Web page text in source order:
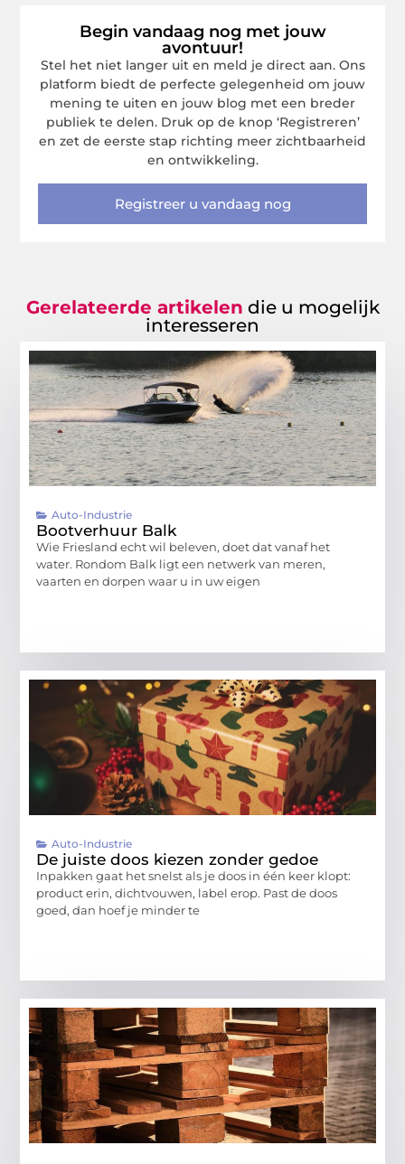
Begin vandaag nog met jouw
avontuur!
Stel het niet langer uit en meld je direct aan. Ons
platform biedt de perfecte gelegenheid om jouw
mening te uiten en jouw blog met een breder
publiek te delen. Druk op de knop ‘Registreren’
en zet de eerste stap richting meer zichtbaarheid
en ontwikkeling.
Registreer u vandaag nog
Gerelateerde artikelen die u mogelijk
interesseren
Auto-Industrie
Bootverhuur Balk
Wie Friesland echt wil beleven, doet dat vanaf het
water. Rondom Balk ligt een netwerk van meren,
vaarten en dorpen waar u in uw eigen
Auto-Industrie
De juiste doos kiezen zonder gedoe
Inpakken gaat het snelst als je doos in één keer klopt:
product erin, dichtvouwen, label erop. Past de doos
goed, dan hoef je minder te